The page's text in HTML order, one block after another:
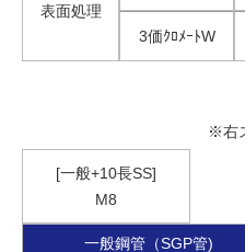
表面処理
3価ｸﾛﾒｰﾄW
※右
[一般+10長SS]
M8
一般鋼管（SGP管)